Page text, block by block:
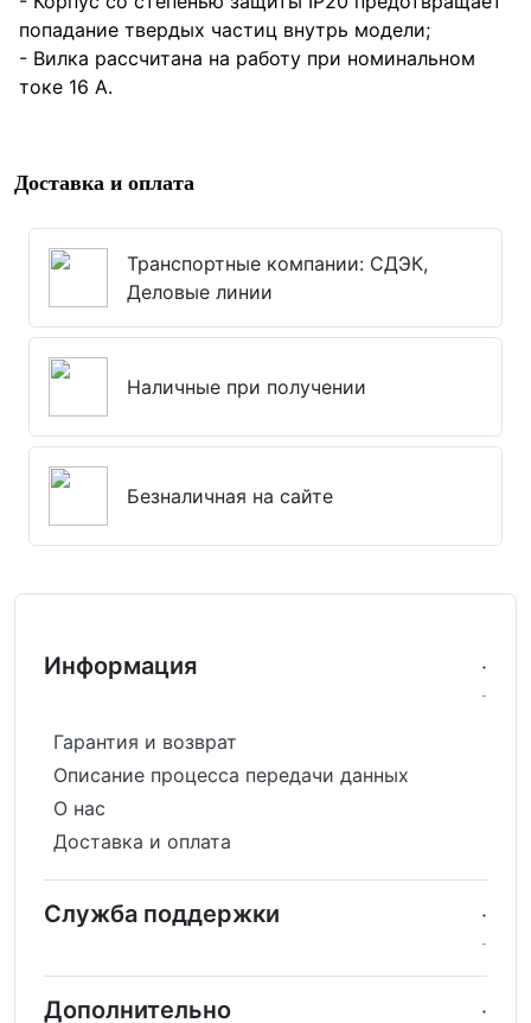
попадание твердых частиц внутрь модели;
- Вилка рассчитана на работу при номинальном
токе 16 А.
Доставка и оплата
Транспортные компании: СДЭК,
Деловые линии
Наличные при получении
Безналичная на сайте
Информация
Гарантия и возврат
Описание процесса передачи данных
О нас
Доставка и оплата
Служба поддержки
Дополнительно